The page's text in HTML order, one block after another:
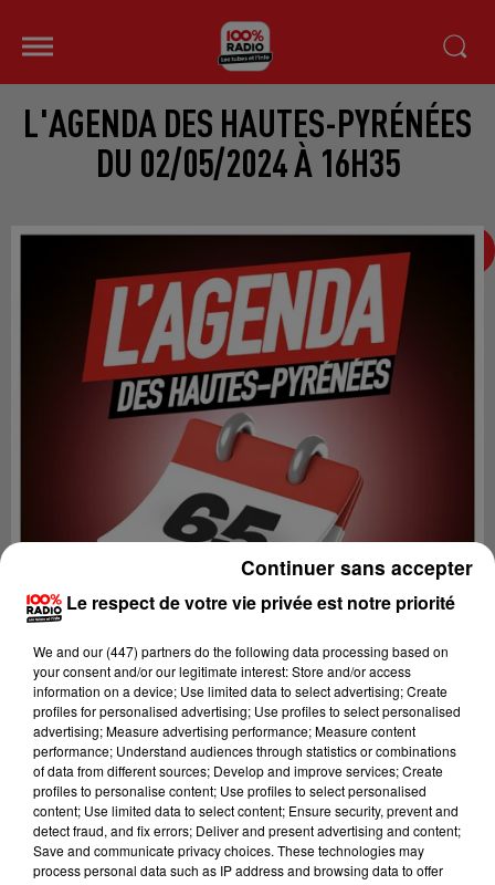
L'AGENDA DES HAUTES-PYRÉNÉES
DU 02/05/2024 À 16H35
Lecture (1 min 14 sec)
Le respect de votre vie privée est notre priorité
We and our (447) partnersdo the following data processing based on
your consent and/or our legitimate interest: Store and/or access
information on a device; Use limited data to select advertising; Create
profiles for personalised advertising; Use profiles to select personalised
advertising; Measure advertising performance; Measure content
performance; Understand audiences through statistics or combinations
of data from different sources; Develop and improve services; Create
profiles to personalise content; Use profiles to select personalised
content; Use limited data to select content; Ensure security, prevent and
detect fraud, and fix errors; Deliver and present advertising and content;
Save and communicate privacy choices. These technologies may
process personal data such as IP address and browsing data to offer
Continuer sans accepter